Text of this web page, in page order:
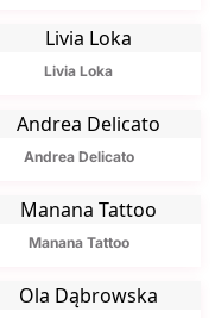
Livia Loka
Andrea Delicato
Manana Tattoo